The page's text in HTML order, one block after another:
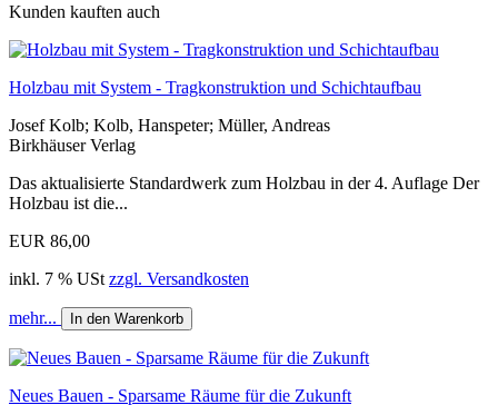
Kunden kauften auch
Holzbau mit System - Tragkonstruktion und Schichtaufbau
Josef Kolb; Kolb, Hanspeter; Müller, Andreas
Birkhäuser Verlag
Das aktualisierte Standardwerk zum Holzbau in der 4. Auflage Der
Holzbau ist die...
EUR 86,00
inkl. 7 % USt zzgl. Versandkosten
mehr... In den Warenkorb
Neues Bauen - Sparsame Räume für die Zukunft